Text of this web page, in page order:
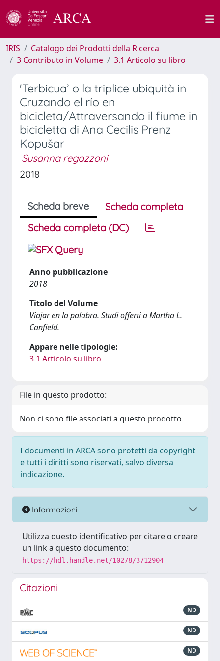
IRIS
Catalogo dei Prodotti della Ricerca
3 Contributo in Volume
3.1 Articolo su libro
'Terbicua’ o la triplice ubiquità in
Cruzando el río en
bicicleta/Attraversando il fiume in
bicicletta di Ana Cecilis Prenz
Kopušar
Susanna regazzoni
2018
Scheda breve
Scheda completa
Scheda completa (DC)
Anno pubblicazione
2018
Titolo del Volume
Viajar en la palabra. Studi offerti a Martha L.
Canfield.
Appare nelle tipologie:
3.1 Articolo su libro
File in questo prodotto:
Non ci sono file associati a questo prodotto.
I documenti in ARCA sono protetti da copyright
e tutti i diritti sono riservati, salvo diversa
indicazione.
Informazioni
Utilizza questo identificativo per citare o creare
un link a questo documento:
https://hdl.handle.net/10278/3712904
Citazioni
ND
ND
ND